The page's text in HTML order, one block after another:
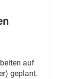
auf
geplant.